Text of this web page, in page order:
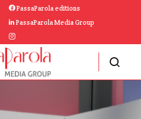
PassaParola editions
PassaParola Media Group